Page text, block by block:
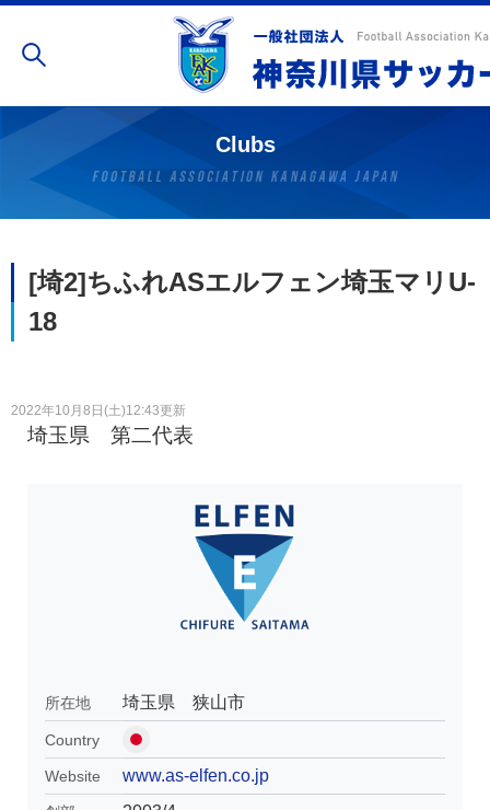
Clubs
[埼2]ちふれASエルフェン埼玉マリU-
18
2022年10月8日(土)12:43更新
埼玉県 第二代表
所在地 埼玉県 狭山市
Country
Website www.as-elfen.co.jp